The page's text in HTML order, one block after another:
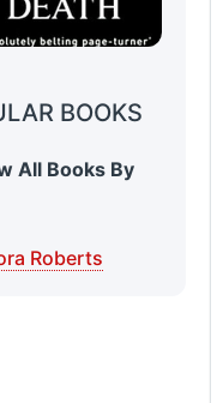
BOOKS
All Books By
Roberts